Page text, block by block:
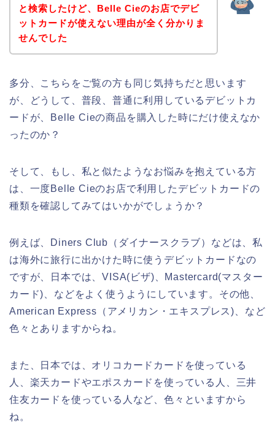
と検索したけど、Belle Cieのお店でデビ
ットカードが使えない理由が全く分かりま
せんでした
多分、こちらをご覧の方も同じ気持ちだと思います
が、どうして、普段、普通に利用しているデビットカ
ードが、Belle Cieの商品を購入した時にだけ使えなか
ったのか？
そして、もし、私と似たようなお悩みを抱えている方
は、一度Belle Cieのお店で利用したデビットカードの
種類を確認してみてはいかがでしょうか？
例えば、Diners Club（ダイナースクラブ）などは、私
は海外に旅行に出かけた時に使うデビットカードなの
ですが、日本では、VISA(ビザ)、Mastercard(マスター
カード)、などをよく使うようにしています。その他、
American Express（アメリカン・エキスプレス)、など
色々とありますからね。
また、日本では、オリコカードカードを使っている
人、楽天カードやエポスカードを使っている人、三井
住友カードを使っている人など、色々といますから
ね。